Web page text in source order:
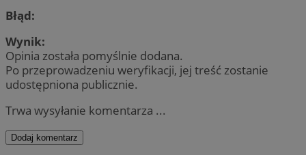
Błąd:
Wynik:
Opinia została pomyślnie dodana.
Po przeprowadzeniu weryfikacji, jej treść zostanie
udostępniona publicznie.
Trwa wysyłanie komentarza ...
Dodaj komentarz